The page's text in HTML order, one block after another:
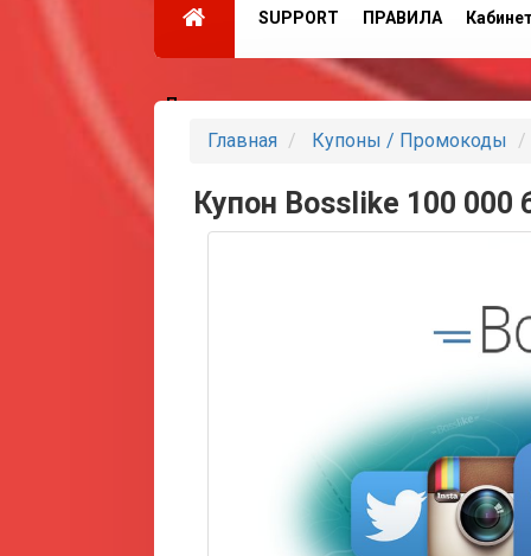
SUPPORT ПРАВИЛА
Партнеры
Главная Купоны / Промокоды
Купон Bosslike 100 000